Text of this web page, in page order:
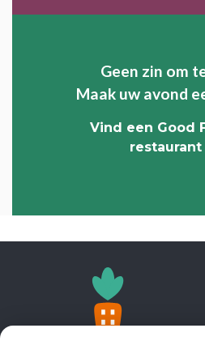
Geen zin om
Maak uw avond
Vind een Good
restaurant